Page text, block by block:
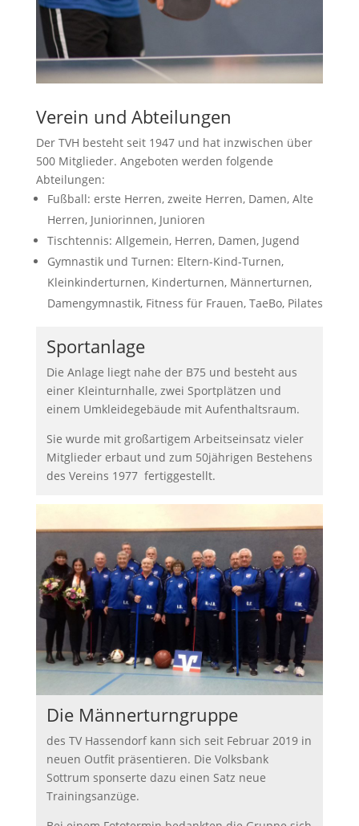
Verein und Abteilungen
Der TVH besteht seit 1947 und hat inzwischen über
500 Mitglieder. Angeboten werden folgende
Abteilungen:
Fußball: erste Herren, zweite Herren, Damen, Alte
Herren, Juniorinnen, Junioren
Tischtennis: Allgemein, Herren, Damen, Jugend
Gymnastik und Turnen: Eltern-Kind-Turnen,
Kleinkinderturnen, Kinderturnen, Männerturnen,
Damengymnastik, Fitness für Frauen, TaeBo, Pilates
Sportanlage
Die Anlage liegt nahe der B75 und besteht aus
einer Kleinturnhalle, zwei Sportplätzen und
einem Umkleidegebäude mit Aufenthaltsraum.
Sie wurde mit großartigem Arbeitseinsatz vieler
Mitglieder erbaut und zum 50jährigen Bestehens
des Vereins 1977 fertiggestellt.
Die Männerturngruppe
des TV Hassendorf kann sich seit Februar 2019 in
neuen Outfit präsentieren. Die Volksbank
Sottrum sponserte dazu einen Satz neue
Trainingsanzüge.